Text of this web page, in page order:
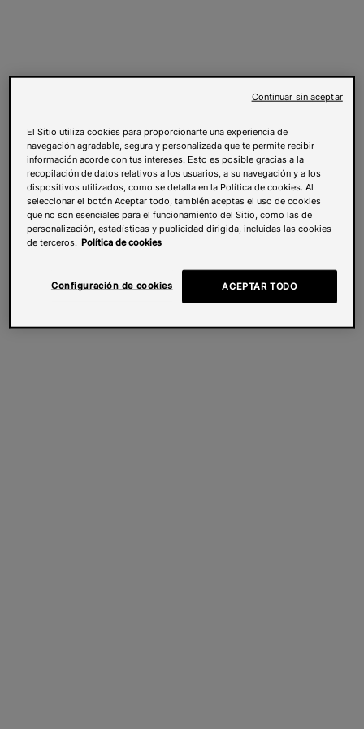
El Sitio utiliza cookies para proporcionarte una experiencia de
navegación agradable, segura y personalizada que te permite recibir
información acorde con tus intereses. Esto es posible gracias a la
recopilación de datos relativos a los usuarios, a su navegación y a los
dispositivos utilizados, como se detalla en la Política de cookies. Al
seleccionar el botón Aceptar todo, también aceptas el uso de cookies
que no son esenciales para el funcionamiento del Sitio, como las de
personalización, estadísticas y publicidad dirigida, incluidas las cookies
de terceros. Política de cookies
Configuración de cookies ACEPTAR TODO
Continuar sin aceptar